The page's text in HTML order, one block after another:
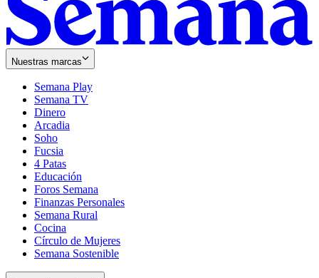
Nuestras marcas
Semana Play
Semana TV
Dinero
Arcadia
Soho
in
new
window
Fucsia
in
new
window
4 Patas
Educación
Foros Semana
Finanzas Personales
Semana Rural
Cocina
Círculo de Mujeres
Semana Sostenible